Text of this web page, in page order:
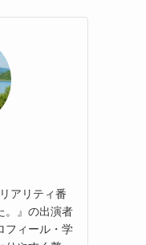
アリティ番
。』の出演者
フィール・学